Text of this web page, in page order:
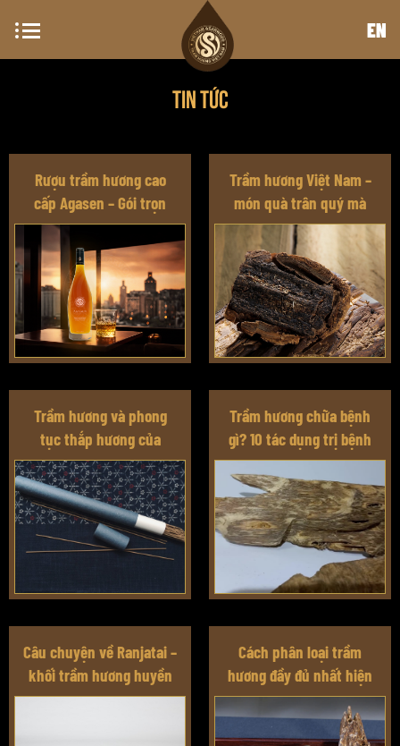
EN
Tin Tức
Rượu trầm hương cao
cấp Agasen – Gói trọn
tinh hoa hương dược tửu
Trầm hương Việt Nam –
món quà trân quý mà
thiên nhiên dành tặng
con người Việt Nam
Trầm hương và phong
tục thắp hương của
người Việt
Trầm hương chữa bệnh
gì? 10 tác dụng trị bệnh
phổ biến của trầm hương
ở các nước châu Á
Câu chuyện về Ranjatai –
khối trầm hương huyền
thoại ở Nhật Bản
Cách phân loại trầm
hương đầy đủ nhất hiện
nay